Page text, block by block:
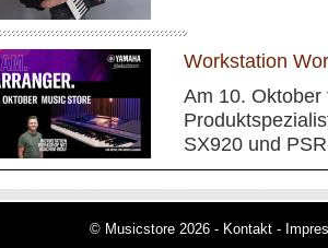
Workstation
Am 10.
SX920 und
© Musicstore 2026 - Kontakt -